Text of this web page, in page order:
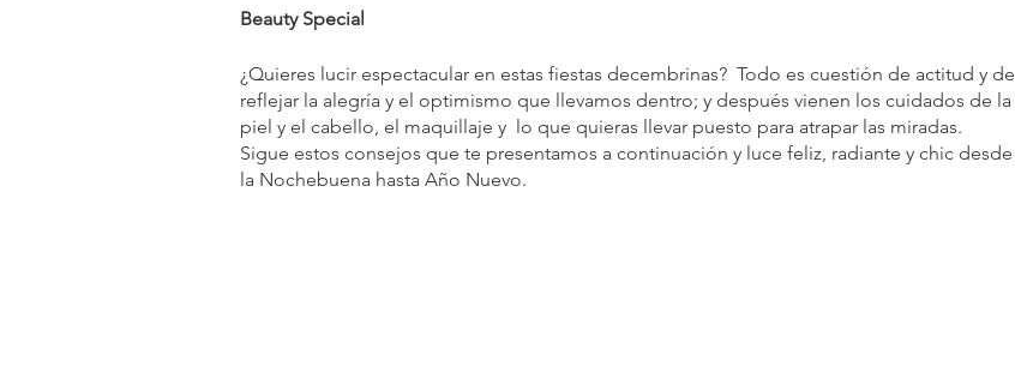
Beauty Special
¿Quieres lucir espectacular en estas fiestas decembrinas?  Todo es cuestión de actitud y de
reflejar la alegría y el optimismo que llevamos dentro; y después vienen los cuidados de la
piel y el cabello, el maquillaje y  lo que quieras llevar puesto para atrapar las miradas.
Sigue estos consejos que te presentamos a continuación y luce feliz, radiante y chic desde
la Nochebuena hasta Año Nuevo.